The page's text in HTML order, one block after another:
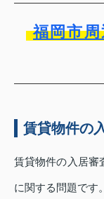
福岡市
賃貸物件の
賃貸物件の入居審
に関する問題です。